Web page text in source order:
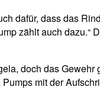
dafür, dass das
zählt auch dazu.“
doch das
mit der